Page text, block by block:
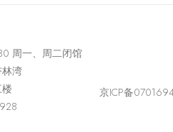
周一、周二闭馆
湾
京ICP备